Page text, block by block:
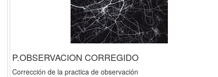
P.OBSERVACION CORREGIDO
Corrección de la practica de observación